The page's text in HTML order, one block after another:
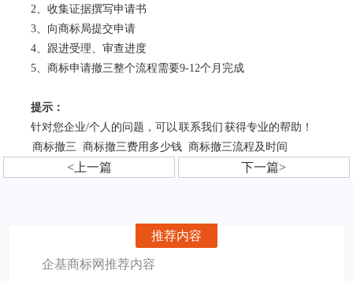
2、收集证据撰写申请书
3、向商标局提交申请
4、跟进受理、审查进度
5、商标申请撤三整个流程需要9-12个月完成
提示：
针对您企业/个人的问题，可以 联系我们 获得专业的帮助！
商标撤三
商标撤三费用多少钱 商标撤三流程及时间
<上一篇 下一篇>
推荐内容
企基商标网推荐内容